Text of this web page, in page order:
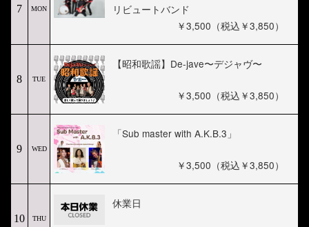
7 MON
リビュートバンド
￥3,500（税込￥3,850）
8 TUE
【昭和歌謡】De-jave〜デジャヴ〜
￥3,500（税込￥3,850）
9 WED
「Sub master with A.K.B.3」
￥3,500（税込￥3,850）
10 THU
休業日